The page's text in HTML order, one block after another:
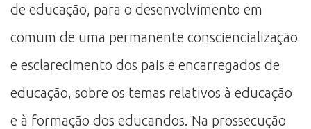
de educação, para o desenvolvimento em
comum de uma permanente consciencialização
e esclarecimento dos pais e encarregados de
educação, sobre os temas relativos à educação
e à formação dos educandos. Na prossecução